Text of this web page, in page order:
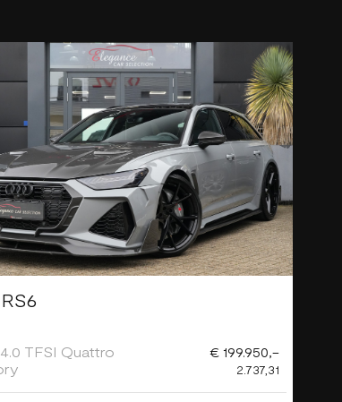
TFSI Quattro
€ 199.950,-
2.737,31